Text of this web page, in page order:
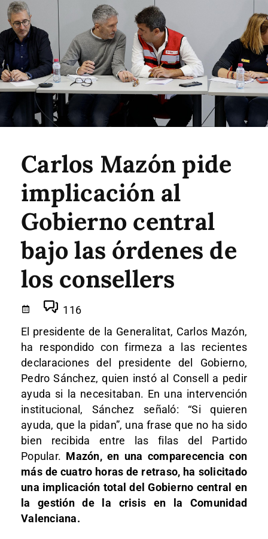
Carlos Mazón pide
implicación al
Gobierno central
bajo las órdenes de
los consellers
116
El presidente de la Generalitat, Carlos Mazón,
ha respondido con firmeza a las recientes
declaraciones del presidente del Gobierno,
Pedro Sánchez, quien instó al Consell a pedir
ayuda si la necesitaban. En una intervención
institucional, Sánchez señaló: “Si quieren
ayuda, que la pidan”, una frase que no ha sido
bien recibida entre las filas del Partido
Popular. Mazón, en una comparecencia con
más de cuatro horas de retraso, ha solicitado
una implicación total del Gobierno central en
la gestión de la crisis en la Comunidad
Valenciana.